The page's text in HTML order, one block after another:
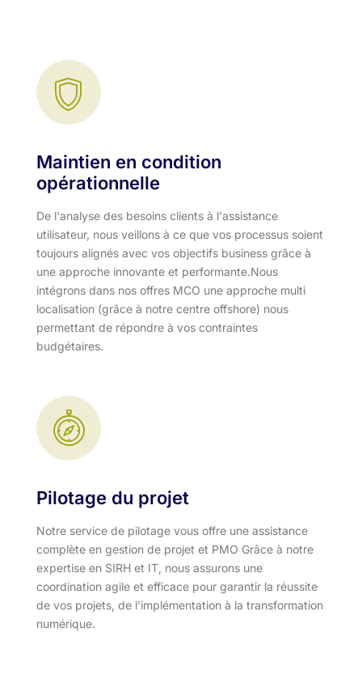
Maintien en condition
opérationnelle
De l'analyse des besoins clients à l'assistance
utilisateur, nous veillons à ce que vos processus soient
toujours alignés avec vos objectifs business grâce à
une approche innovante et performante.​ Nous
intégrons dans nos offres MCO une approche multi
localisation (grâce à notre centre offshore) nous
permettant de répondre à vos contraintes
budgétaires.
Pilotage du projet
Notre service de pilotage vous offre une assistance
complète en gestion de projet et PMO Grâce à notre
expertise en SIRH et IT, nous assurons une
coordination agile et efficace pour garantir la réussite
de vos projets, de l’implémentation à la transformation
numérique.